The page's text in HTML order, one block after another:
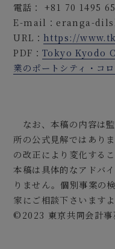
電話： +81 70 1495
E-mail：eranga-
URL： https://
PDF： Tokyo Kyodo
業のポートシティ・コ
なお、本稿の内容は
所の公式見解ではあり
の改正により変化するこ
本稿は具体的なアドバ
りません。個別事案の
家にご相談下さいます
©2023 東京共同会計事